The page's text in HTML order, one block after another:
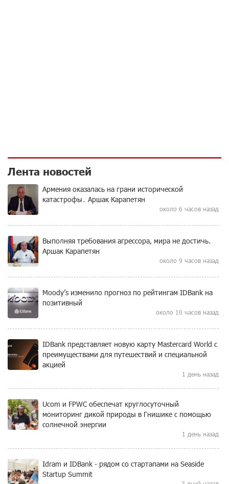
Лента новостей
Армения оказалась на грани исторической
катастрофы․ Аршак Карапетян
около 6 часов назад
Выполняя требования агрессора, мира не достичь.
Аршак Карапетян
около 9 часов назад
Moody’s изменило прогноз по рейтингам IDBank на
позитивный
около 10 часов назад
IDBank представляет новую карту Mastercard World с
преимуществами для путешествий и специальной
акцией
1 день назад
Ucom и FPWC обеспечат круглосуточный
мониторинг дикой природы в Гнишике с помощью
солнечной энергии
1 день назад
Idram и IDBank - рядом со стартапами на Seaside
Startup Summit